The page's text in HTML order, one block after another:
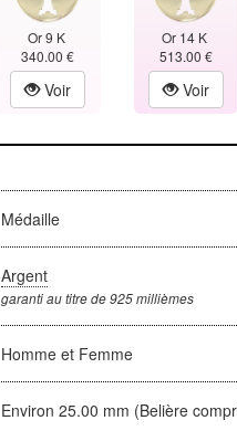
Or 9 K
340.00 €
Voir
Or 14 K
513.00 €
Voir
Médaille
Argent
garanti au titre de 925 millièmes
Homme et Femme
Environ 25.00 mm (Belière